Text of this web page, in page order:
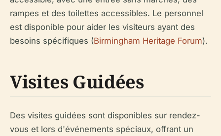
rampes et des toilettes accessibles. Le personnel
est disponible pour aider les visiteurs ayant des
besoins spécifiques (Birmingham Heritage Forum).
Visites Guidées
Des visites guidées sont disponibles sur rendez-
vous et lors d'événements spéciaux, offrant un